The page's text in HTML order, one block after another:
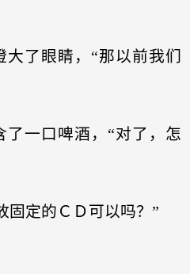
大了眼睛，“那以前我们
了一口啤酒，“对了，怎
固定的ＣＤ可以吗？”